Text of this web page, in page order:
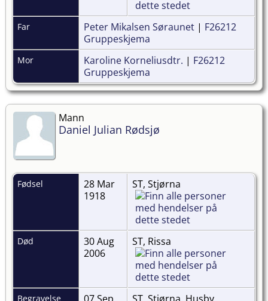
Far Peter Mikalsen Søraunet | F26212
Gruppeskjema
Mor Karoline Korneliusdtr. | F26212
Gruppeskjema
Mann
Daniel Julian Rødsjø
Fødsel
28 Mar
1918
ST, Stjørna
Død
30 Aug
2006
ST, Rissa
Begravelse 07 Sep ST, Stjørna, Husby